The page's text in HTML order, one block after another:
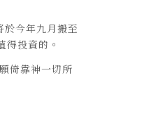
於今年九月搬至
投資的。
倚靠神一切所